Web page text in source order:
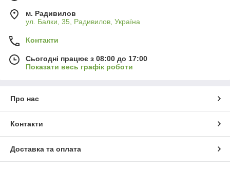
м. Радивилов
ул. Балки, 35, Радивилов, Україна
Контакти
Сьогодні працює з 08:00 до 17:00
Показати весь графік роботи
Про нас
Контакти
Доставка та оплата